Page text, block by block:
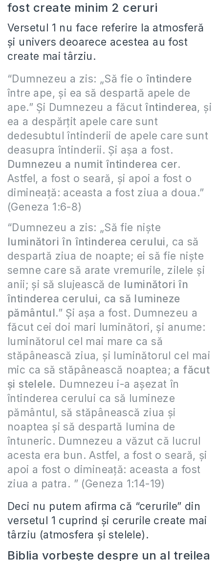
fost create minim 2 ceruri
Versetul 1 nu face referire la atmosferă
şi univers deoarece acestea au fost
create mai târziu.
“Dumnezeu a zis: „Să fie o întindere
între ape, şi ea să despartă apele de
ape.” Şi Dumnezeu a făcutîntinderea, şi
ea a despărţit apele care sunt
dedesubtul întinderii de apele care sunt
deasupra întinderii. Şi aşa a fost.
Dumnezeu a numit întinderea cer.
Astfel, a fost o seară, şi apoi a fost o
dimineaţă: aceasta a fost ziua a doua.”
(Geneza 1:6-8)
“Dumnezeu a zis: „Să fie nişte
luminători în întinderea cerului, ca să
despartă ziua de noapte; ei să fie nişte
semne care să arate vremurile, zilele şi
anii; şi să slujească de luminători în
întinderea cerului, ca să lumineze
pământul.” Şi aşa a fost. Dumnezeu a
făcut cei doi mari luminători, şi anume:
luminătorul cel mai mare ca să
stăpânească ziua, şi luminătorul cel mai
mic ca să stăpânească noaptea; a făcut
şi stelele. Dumnezeu i-a aşezat în
întinderea cerului ca să lumineze
pământul, să stăpânească ziua şi
noaptea şi să despartă lumina de
întuneric. Dumnezeu a văzut că lucrul
acesta era bun. Astfel, a fost o seară, şi
apoi a fost o dimineaţă: aceasta a fost
ziua a patra. ” (Geneza 1:14-19)
Deci nu putem afirma că “cerurile” din
versetul 1 cuprind şi cerurile create mai
târziu (atmosfera şi stelele).
Biblia vorbeşte despre un al treilea